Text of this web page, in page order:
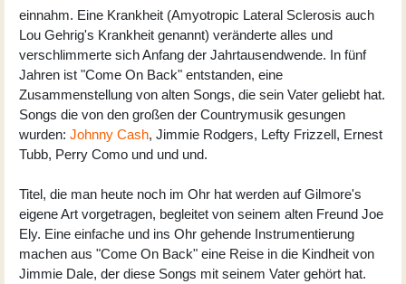
einnahm. Eine Krankheit (Amyotropic Lateral Sclerosis auch
Lou Gehrig's Krankheit genannt) veränderte alles und
verschlimmerte sich Anfang der Jahrtausendwende. In fünf
Jahren ist "Come On Back" entstanden, eine
Zusammenstellung von alten Songs, die sein Vater geliebt hat.
Songs die von den großen der Countrymusik gesungen
wurden: Johnny Cash, Jimmie Rodgers, Lefty Frizzell, Ernest
Tubb, Perry Como und und und.
Titel, die man heute noch im Ohr hat werden auf Gilmore's
eigene Art vorgetragen, begleitet von seinem alten Freund Joe
Ely. Eine einfache und ins Ohr gehende Instrumentierung
machen aus "Come On Back" eine Reise in die Kindheit von
Jimmie Dale, der diese Songs mit seinem Vater gehört hat.